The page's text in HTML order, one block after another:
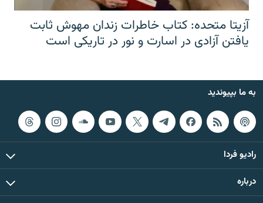
آزیتا متحده: کتاب خاطرات زندان مهوش ثابت
یافتن آزادی در اسارت و نور در تاریکی است
به ما بپیوندید
رادیو فردا
درباره